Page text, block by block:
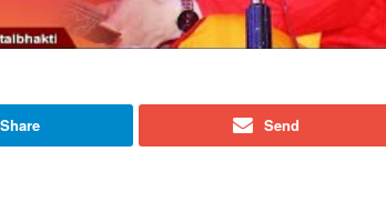
Share Send